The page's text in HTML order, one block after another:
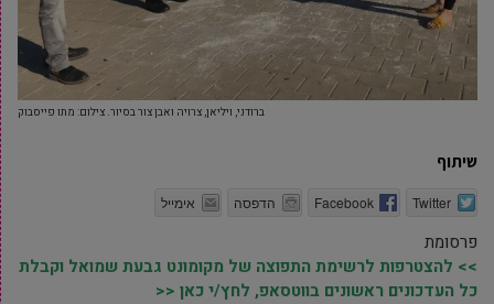
ברודני, ויליאן, צרויה ואבן צור בסיור. צילום: מתו פייסבוק
שיתוף
Twitter
Facebook הדפסה אימייל
פרסומת
>> להצטרפות לרשימת התפוצה של מקומונט גבעת שמואל וקבלת
כל העדכונים ראשונים בווטסאפ, לחץ/י כאן <<